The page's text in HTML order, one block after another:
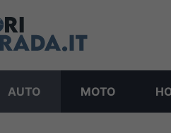
AUTO MOTO